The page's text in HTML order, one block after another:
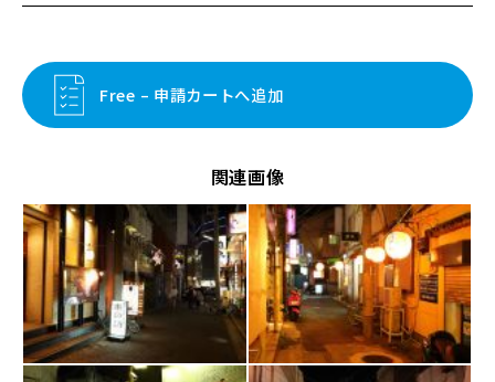
Free – 申請カートへ追加
関連画像